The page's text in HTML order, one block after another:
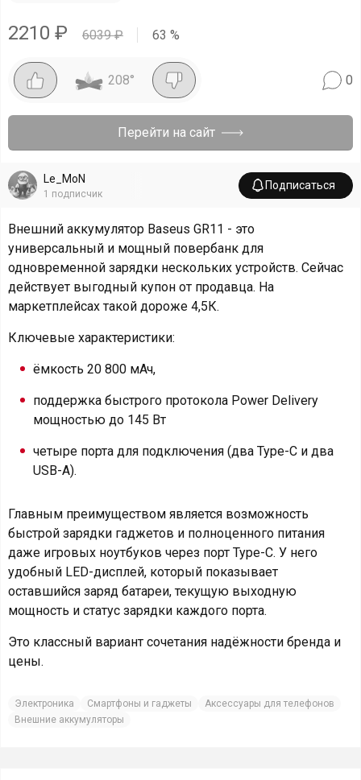
2210 ₽ 6039₽ 63 %
208° 0
Перейти на сайт
Le_MoN
1 подписчик
Подписаться
Внешний аккумулятор Baseus GR11 - это
универсальный и мощный повербанк для
одновременной зарядки нескольких устройств. Сейчас
действует выгодный купон от продавца. На
маркетплейсах такой дороже 4,5К.
Ключевые характеристики:
ёмкость 20 800 мАч,
поддержка быстрого протокола Power Delivery
мощностью до 145 Вт
четыре порта для подключения (два Type-C и два
USB-A).
Главным преимуществом является возможность
быстрой зарядки гаджетов и полноценного питания
даже игровых ноутбуков через порт Type-C. У него
удобный LED-дисплей, который показывает
оставшийся заряд батареи, текущую выходную
мощность и статус зарядки каждого порта.
Это классный вариант сочетания надёжности бренда и
цены.
Электроника Смартфоны и гаджеты
Аксессуары для телефонов
Внешние аккумуляторы